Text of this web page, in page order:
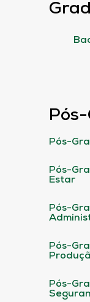
Pós-
Pós-
Estar
Pós-
Pós-
Pós-